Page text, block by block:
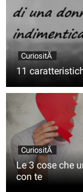
CuriositÃ
11
CuriositÃ
Le 3 cose che
con te